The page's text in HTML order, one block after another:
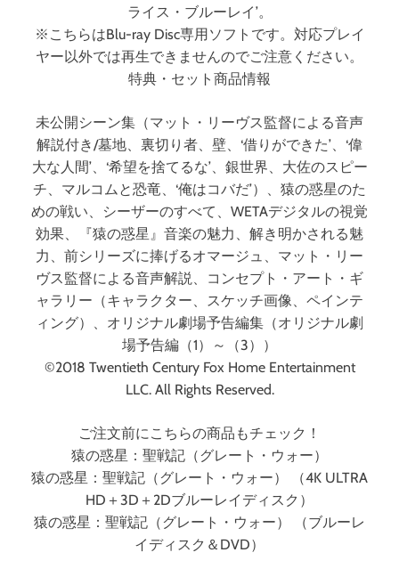
ライス・ブルーレイ’。
※こちらはBlu-ray Disc専用ソフトです。対応プレイ
ヤー以外では再生できませんのでご注意ください。
特典・セット商品情報
未公開シーン集（マット・リーヴス監督による音声
解説付き/墓地、裏切り者、壁、‘借りができた’、‘偉
大な人間’、‘希望を捨てるな’、銀世界、大佐のスピー
チ、マルコムと恐竜、‘俺はコバだ’）、猿の惑星のた
めの戦い、シーザーのすべて、WETAデジタルの視覚
効果、『猿の惑星』音楽の魅力、解き明かされる魅
力、前シリーズに捧げるオマージュ、マット・リー
ヴス監督による音声解説、コンセプト・アート・ギ
ャラリー（キャラクター、スケッチ画像、ペインテ
ィング）、オリジナル劇場予告編集（オリジナル劇
場予告編（1）～（3））
©2018 Twentieth Century Fox Home Entertainment
LLC. All Rights Reserved.
ご注文前にこちらの商品もチェック！
猿の惑星：聖戦記（グレート・ウォー）
猿の惑星：聖戦記（グレート・ウォー） （4K ULTRA
HD＋3D＋2Dブルーレイディスク）
猿の惑星：聖戦記（グレート・ウォー） （ブルーレ
イディスク＆DVD）